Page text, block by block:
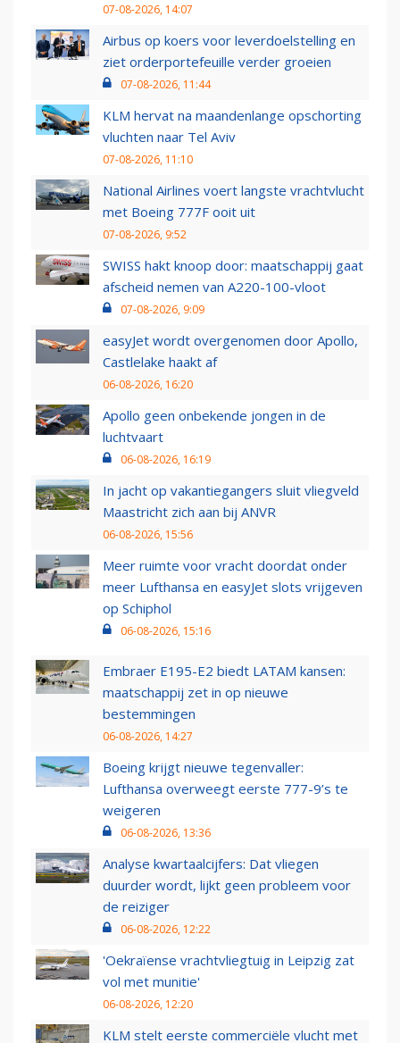
07-08-2026, 14:07
Airbus op koers voor leverdoelstelling en
ziet orderportefeuille verder groeien
07-08-2026, 11:44
KLM hervat na maandenlange opschorting
vluchten naar Tel Aviv
07-08-2026, 11:10
National Airlines voert langste vrachtvlucht
met Boeing 777F ooit uit
07-08-2026, 9:52
SWISS hakt knoop door: maatschappij gaat
afscheid nemen van A220-100-vloot
07-08-2026, 9:09
easyJet wordt overgenomen door Apollo,
Castlelake haakt af
06-08-2026, 16:20
Apollo geen onbekende jongen in de
luchtvaart
06-08-2026, 16:19
In jacht op vakantiegangers sluit vliegveld
Maastricht zich aan bij ANVR
06-08-2026, 15:56
Meer ruimte voor vracht doordat onder
meer Lufthansa en easyJet slots vrijgeven
op Schiphol
06-08-2026, 15:16
Embraer E195-E2 biedt LATAM kansen:
maatschappij zet in op nieuwe
bestemmingen
06-08-2026, 14:27
Boeing krijgt nieuwe tegenvaller:
Lufthansa overweegt eerste 777-9’s te
weigeren
06-08-2026, 13:36
Analyse kwartaalcijfers: Dat vliegen
duurder wordt, lijkt geen probleem voor
de reiziger
06-08-2026, 12:22
'Oekraïense vrachtvliegtuig in Leipzig zat
vol met munitie'
06-08-2026, 12:20
KLM stelt eerste commerciële vlucht met